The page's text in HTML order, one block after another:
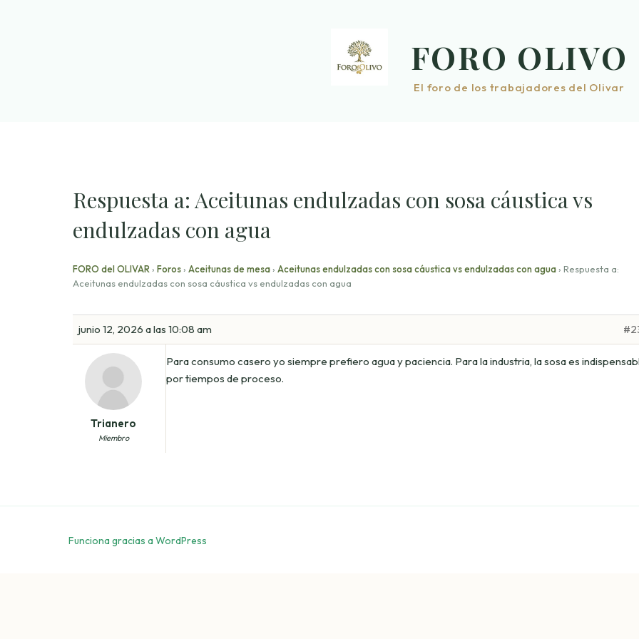
FORO OLIVO
El foro de los trabajadores del Olivar
Respuesta a: Aceitunas endulzadas con sosa cáustica vs
endulzadas con agua
FORO del OLIVAR › Foros › Aceitunas de mesa › Aceitunas endulzadas con sosa cáustica vs endulzadas con agua › Respuesta a:
Aceitunas endulzadas con sosa cáustica vs endulzadas con agua
junio 12, 2026 a las 10:08 am
Trianero
Miembro
Para consumo casero yo siempre prefiero agua y paciencia. Para la industria, la sosa es
por tiempos de proceso.
Funciona gracias a WordPress